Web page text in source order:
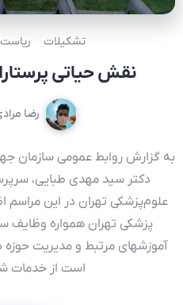
تشکیلات ریاست
نقش حیاتی
رضا
به گزارش روابط عمومی سازمان
دکتر سید مهدی طبایی،
علوم‌‌پزشکی تهران در این مراسم
پزشکی تهران همواره وظایف
آموزشهای مرتبط و مدیریت حوزه
است از خدمات